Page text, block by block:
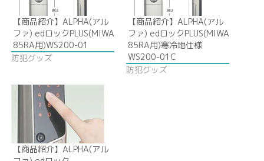
【商品紹介】ALPHA(アル
ファ) edロックPLUS(MIWA
85RA用)WS200-01
防犯グッズ
【商品紹介】ALPHA(アル
ファ) edロックPLUS(MIWA
85RA用)寒冷地仕様
WS200-01C
防犯グッズ
【商品紹介】ALPHA(アル